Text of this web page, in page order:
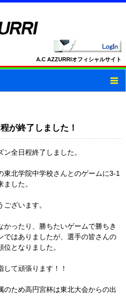
A.C AZZURRIオフィシャルサイト
が終了しました！
全日程終了しました。
北学院中学校さんとのゲームに3-1
した。
ざいます。
ったり、勝ちたいゲームで勝ちき
ではありましたが、選手の皆さんの
となりました。
て頑張ります！！
のため高円宮杯は東北大会からの出